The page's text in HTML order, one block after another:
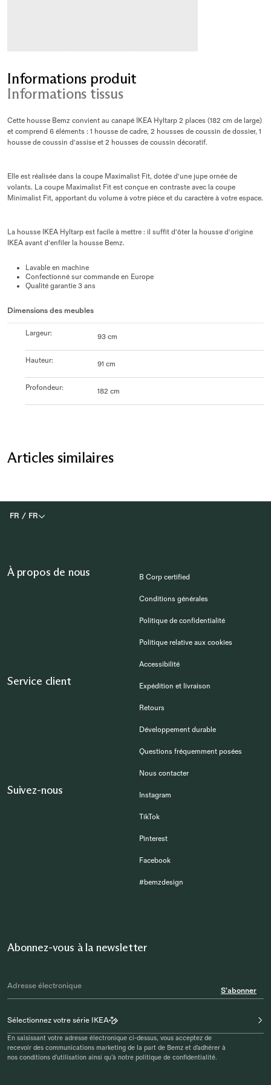
Informations produit
Informations tissus
Cette housse Bemz convient au canapé IKEA Hyltarp 2 places (182 cm de large)
et comprend 6 éléments : 1 housse de cadre, 2 housses de coussin de dossier, 1
housse de coussin d'assise et 2 housses de coussin décoratif.
Elle est réalisée dans la coupe Maximalist Fit, dotée d'une jupe ornée de
volants. La coupe Maximalist Fit est conçue en contraste avec la coupe
Minimalist Fit, apportant du volume à votre pièce et du caractère à votre espace.
La housse IKEA Hyltarp est facile à mettre : il suffit d'ôter la housse d'origine
IKEA avant d'enfiler la housse Bemz.
Lavable en machine
Confectionné sur commande en Europe
Qualité garantie 3 ans
Dimensions des meubles
Largeur: 93 cm
Hauteur: 91 cm
Profondeur: 182 cm
Articles similaires
FR / FR
À propos de nous B Corp certified
Conditions générales
Politique de confidentialité
Politique relative aux cookies
Accessibilité
Service client Expédition et livraison
Retours
Développement durable
Questions fréquemment posées
Nous contacter
Suivez-nous Instagram
TikTok
Pinterest
Facebook
#bemzdesign
Abonnez-vous à la newsletter
S'abonner
Sélectionnez votre série IKEA
En saisissant votre adresse électronique ci-dessus, vous acceptez de
recevoir des communications marketing de la part de Bemz et d’adhérer à
nos conditions d’utilisation ainsi qu’à notre politique de confidentialité.